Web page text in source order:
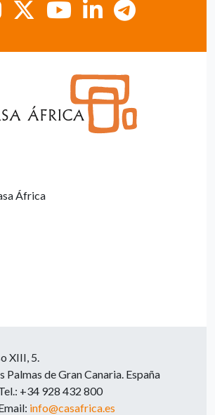
África
XIII, 5.
Palmas de Gran Canaria. España
+34 928 432 800
info@casafrica.es